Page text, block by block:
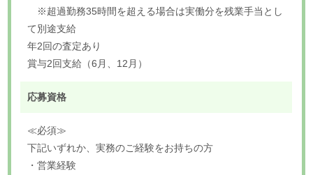
※超過勤務35時間を超える場合は実働分を残業手当とし
て別途支給
年2回の査定あり
賞与2回支給（6月、12月）
応募資格
≪必須≫
下記いずれか、実務のご経験をお持ちの方
・営業経験